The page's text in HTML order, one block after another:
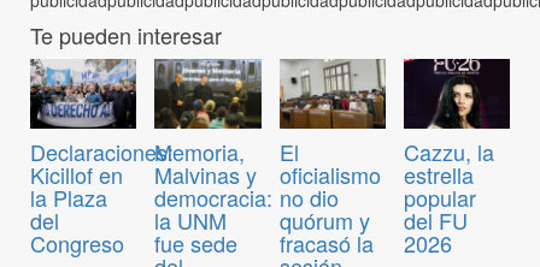
Te pueden interesar
Declaraciones:
Kicillof en
la Plaza
del
Congreso
Memoria,
Malvinas y
democracia:
la UNM
fue sede
El
oficialismo
no dio
quórum y
fracasó la
Cazzu, la
estrella
popular
del FU
2026